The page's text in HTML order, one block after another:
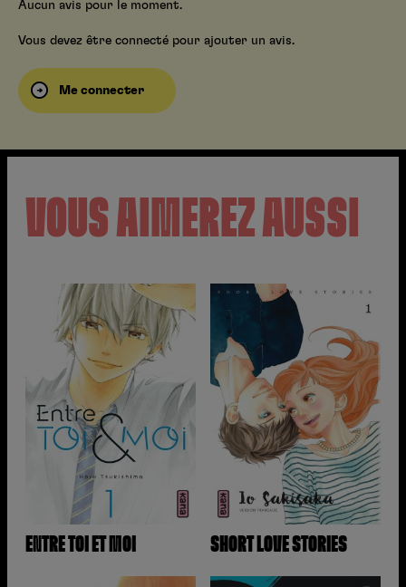
Aucun avis pour le moment.
Vous devez être connecté pour ajouter un avis.
Me connecter
VOUS AIMEREZ AUSSI
ENTRE TOI ET MOI SHORT LOVE STORIES